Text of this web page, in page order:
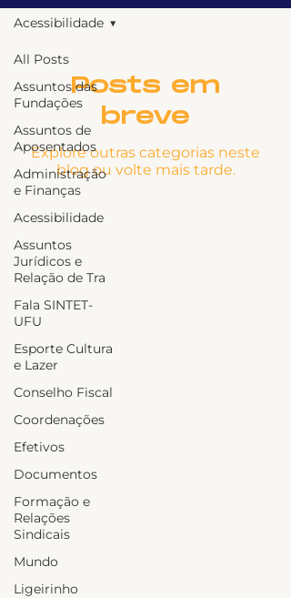
All Posts
Assuntos das
Fundações
Assuntos de
Aposentados
Administração
e Finanças
Acessibilidade
Assuntos
Jurídicos e
Relação de Tra
Fala SINTET-
UFU
Esporte Cultura
e Lazer
Conselho Fiscal
Coordenações
Efetivos
Documentos
Formação e
Relações
Sindicais
Mundo
Ligeirinho
Acessibilidade
Posts em
breve
Explore outras categorias neste
blog ou volte mais tarde.